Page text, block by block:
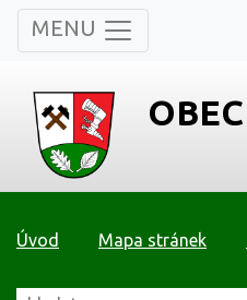
MENU
Úvod Mapa stránek